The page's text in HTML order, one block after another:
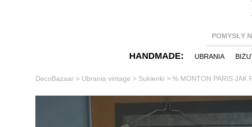
POMYSŁY
HANDMADE: UBRANIA
DecoBazaar > Ubrania vintage > Sukienki > % MONTON PARIS JAK